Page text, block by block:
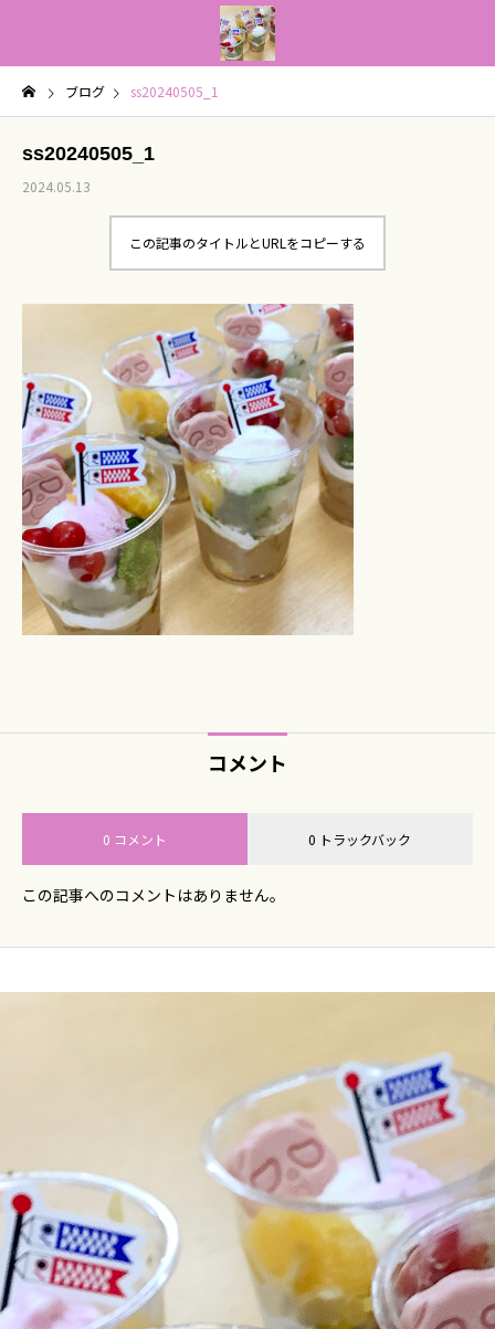
ブログ ss20240505_1
ss20240505_1
2024.05.13
この記事のタイトルとURLをコピーする
コメント
0 コメント 0 トラックバック
この記事へのコメントはありません。